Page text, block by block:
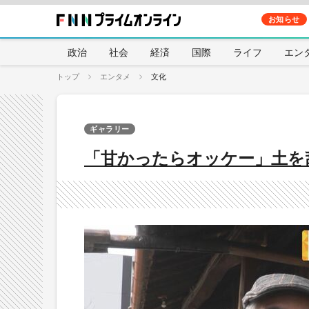
お知らせ
政治 社会 経済 国際 ライフ エン
トップ エンタメ 文化
「甘かったらオッケー」土
ギャラリー